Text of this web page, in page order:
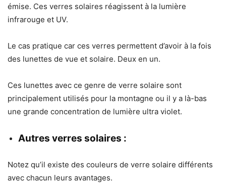
émise. Ces verres solaires réagissent à la lumière
infrarouge et UV.
Le cas pratique car ces verres permettent d’avoir à la fois
des lunettes de vue et solaire. Deux en un.
Ces lunettes avec ce genre de verre solaire sont
principalement utilisés pour la montagne ou il y a là-bas
une grande concentration de lumière ultra violet.
Autres verres solaires :
Notez qu’il existe des couleurs de verre solaire différents
avec chacun leurs avantages.